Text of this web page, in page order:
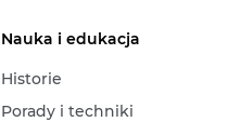
Nauka i edukacja
Historie
Porady i techniki